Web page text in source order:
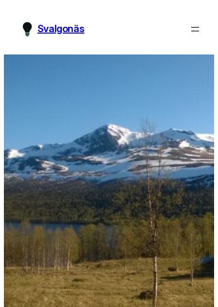
Svalgonäs